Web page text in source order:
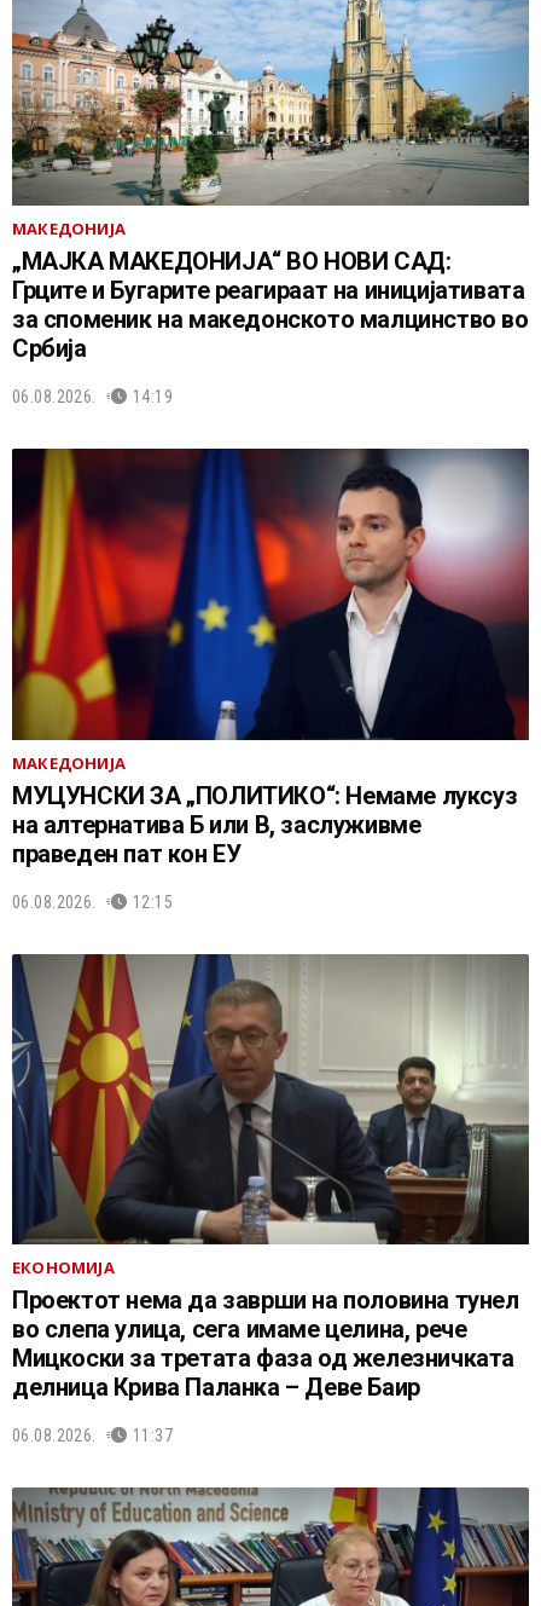
МАКЕДОНИЈА
„МАЈКА МАКЕДОНИЈА“ ВО НОВИ САД:
Грците и Бугарите реагираат на иницијативата
за споменик на македонското малцинство во
Србија
06.08.2026. 14:19
МАКЕДОНИЈА
МУЦУНСКИ ЗА „ПОЛИТИКО“: Немаме луксуз
на алтернатива Б или В, заслуживме
праведен пат кон ЕУ
06.08.2026. 12:15
ЕКОНОМИЈА
Проектот нема да заврши на половина тунел
во слепа улица, сега имаме целина, рече
Мицкоски за третата фаза од железничката
делница Крива Паланка – Деве Баир
06.08.2026. 11:37